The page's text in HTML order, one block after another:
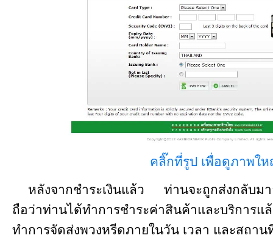
คลิ๊กที่รูป เพื่อดูภาพใ
หลังจากชำระเงินแล้ว ท่านจะถูกส่งกลับมา
ถือว่าท่านได้ทำการชำระค่าสินค้าและบริการ
ทำการจัดส่งพวงหรีดภายในวัน เวลา และสถาน